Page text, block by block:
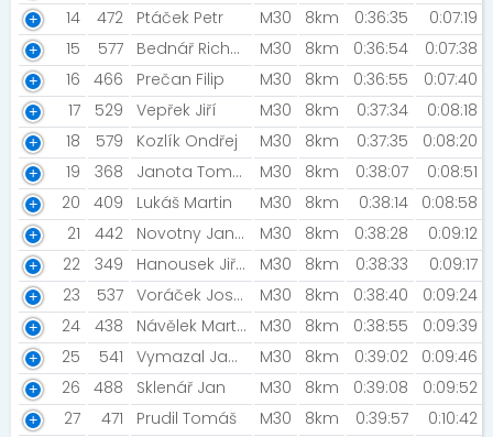
14
472 Ptáček Petr M30 8km 0:36:35
0:07:19
15
577 Bednář Richard M30 8km 0:36:54
0:07:38
16
466 Prečan Filip M30 8km 0:36:55
0:07:40
17
529 Vepřek Jiří M30 8km 0:37:34
0:08:18
18
579 Kozlík Ondřej M30 8km 0:37:35
0:08:20
19
368 Janota Tomas M30 8km 0:38:07
0:08:51
20
409 Lukáš Martin M30 8km 0:38:14
0:08:58
21
442 Novotny Jan [Ježa drift] M30 8km 0:38:28
0:09:12
22
349 Hanousek Jiří [Road racing Podorlicko] M30 8km 0:38:33
0:09:17
23
537 Voráček Josef M30 8km 0:38:40
0:09:24
24
438 Návělek Martin [PP střechy ] M30 8km 0:38:55
0:09:39
25
541 Vymazal Jan [SKS] M30 8km 0:39:02
0:09:46
26
488 Sklenář Jan M30 8km 0:39:08
0:09:52
27
471 Prudil Tomáš M30 8km 0:39:57
0:10:42